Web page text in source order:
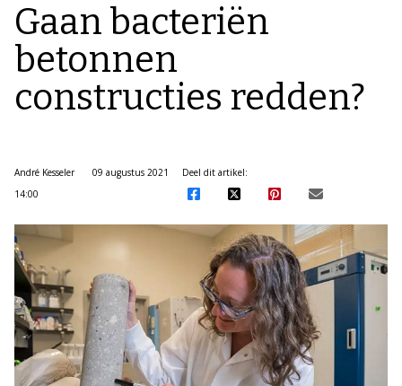
Gaan bacteriën
betonnen
constructies redden?
André Kesseler
09 augustus 2021
14:00
Deel dit artikel: